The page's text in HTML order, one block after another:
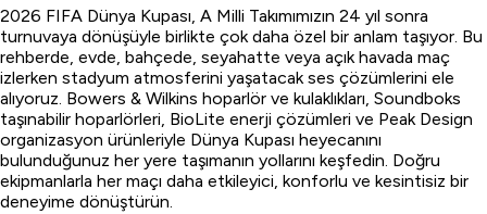
2026 FIFA Dünya Kupası, A Milli Takımımızın 24 yıl sonra
turnuvaya dönüşüyle birlikte çok daha özel bir anlam taşıyor. Bu
rehberde, evde, bahçede, seyahatte veya açık havada maç
izlerken stadyum atmosferini yaşatacak ses çözümlerini ele
alıyoruz. Bowers & Wilkins hoparlör ve kulaklıkları, Soundboks
taşınabilir hoparlörleri, BioLite enerji çözümleri ve Peak Design
organizasyon ürünleriyle Dünya Kupası heyecanını
bulunduğunuz her yere taşımanın yollarını keşfedin. Doğru
ekipmanlarla her maçı daha etkileyici, konforlu ve kesintisiz bir
deneyime dönüştürün.